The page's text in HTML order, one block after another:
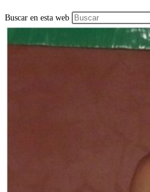
Buscar en esta web